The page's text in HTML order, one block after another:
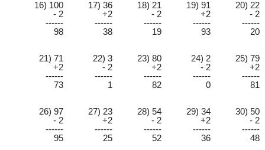
16) 100 17) 36 18) 21 19) 91
20) 22
- 2
+2 - 2 +2
- 2
------
------ ------ ------
------
98
38 19 93 20
21) 71 22) 3 23) 80 24) 2
25) 79
+2
- 2 +2 - 2
+2
------
------ ------ ------
------
73
1 82 0 81
26) 97 27) 23 28) 54 29) 34
30) 50
- 2
+2 - 2 +2
- 2
------
------ ------ ------
------
95
25 52 36 48